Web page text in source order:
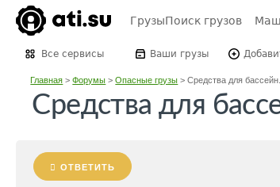
ГрузыПоиск грузов
Все сервисы Ваши грузы
Главная >Форумы >Опасные грузы >Средства для
Средства для
ОТВЕТИТЬ